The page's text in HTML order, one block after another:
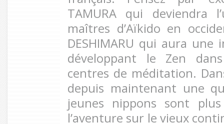
TAMURA qui deviendra
maîtres d’Aïkido en
DESHIMARU qui aura une
développant le Zen
centres de méditation.
depuis maintenant une
jeunes nippons sont
l’aventure sur le vieux